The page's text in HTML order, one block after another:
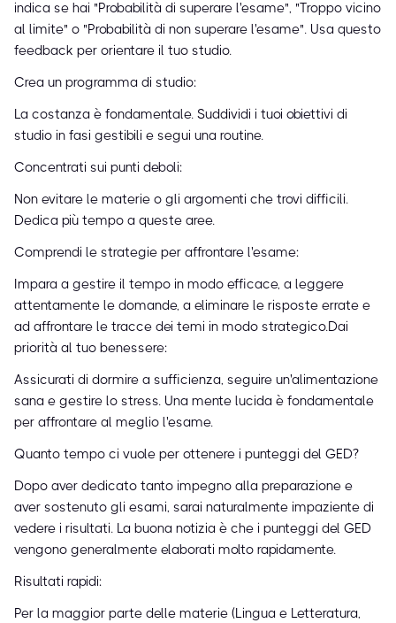
indica se hai "Probabilità di superare l'esame", "Troppo vicino
al limite" o "Probabilità di non superare l'esame". Usa questo
feedback per orientare il tuo studio.
Crea un programma di studio:
La costanza è fondamentale. Suddividi i tuoi obiettivi di
studio in fasi gestibili e segui una routine.
Concentrati sui punti deboli:
Non evitare le materie o gli argomenti che trovi difficili.
Dedica più tempo a queste aree.
Comprendi le strategie per affrontare l'esame:
Impara a gestire il tempo in modo efficace, a leggere
attentamente le domande, a eliminare le risposte errate e
ad affrontare le tracce dei temi in modo strategico.Dai
priorità al tuo benessere:
Assicurati di dormire a sufficienza, seguire un'alimentazione
sana e gestire lo stress. Una mente lucida è fondamentale
per affrontare al meglio l'esame.
Quanto tempo ci vuole per ottenere i punteggi del GED?
Dopo aver dedicato tanto impegno alla preparazione e
aver sostenuto gli esami, sarai naturalmente impaziente di
vedere i risultati. La buona notizia è che i punteggi del GED
vengono generalmente elaborati molto rapidamente.
Risultati rapidi:
Per la maggior parte delle materie (Lingua e Letteratura,